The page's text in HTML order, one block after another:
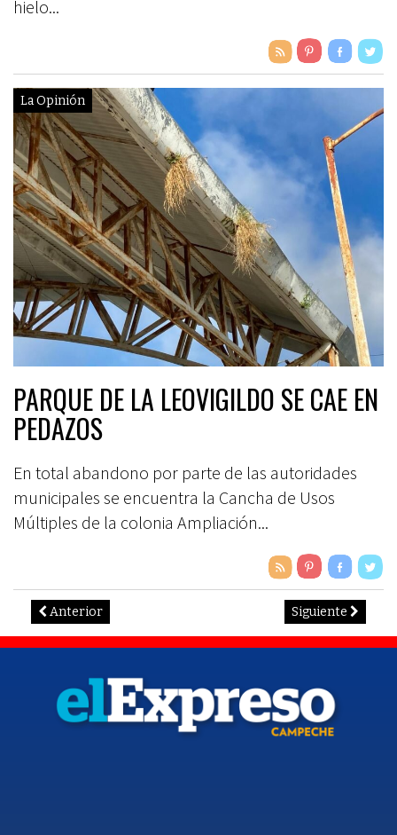
hielo...
La Opinión
PARQUE DE LA LEOVIGILDO SE CAE EN
PEDAZOS
En total abandono por parte de las autoridades
municipales se encuentra la Cancha de Usos
Múltiples de la colonia Ampliación...
Anterior Siguiente